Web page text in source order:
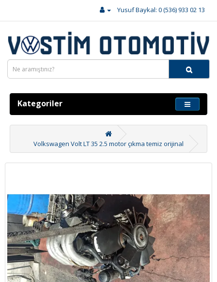
Yusuf Baykal: 0 (536) 933 02 13
Kategoriler
Volkswagen Volt LT 35 2.5 motor çıkma temiz orijinal